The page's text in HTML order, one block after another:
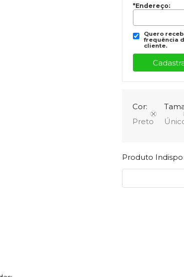
*Endereço:
Quero
frequência
cliente.
Cor:
Preto
Produto